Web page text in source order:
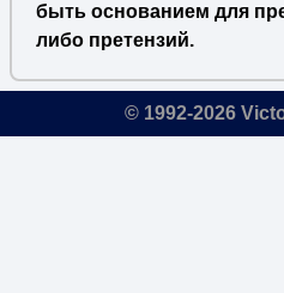
быть основанием для
либо претензий.
© 1992-2026